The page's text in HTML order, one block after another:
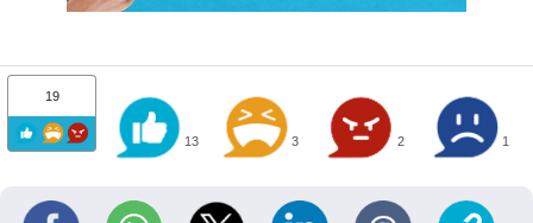
19
13 3 2 1